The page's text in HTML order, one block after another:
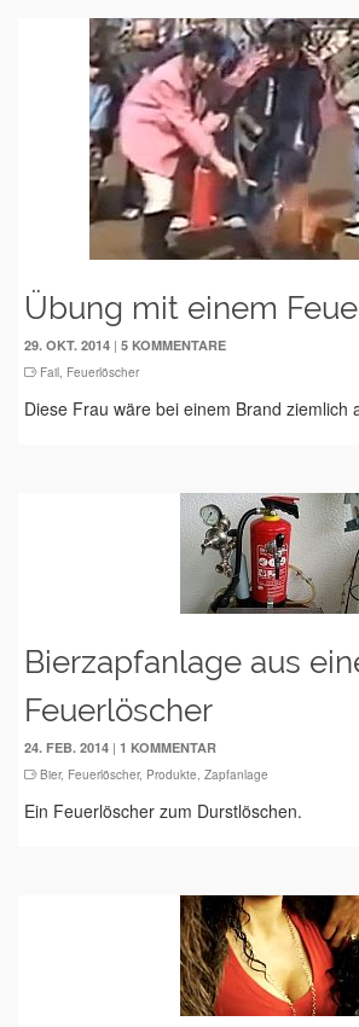
Übung mit einem
29. OKT. 2014 | 5 KOMMENTARE
Fail, Feuerlöscher
Diese Frau wäre bei einem Brand ziemlich
Bierzapfanlage aus
Feuerlöscher
24. FEB. 2014 | 1 KOMMENTAR
Bier, Feuerlöscher, Produkte, Zapfanlage
Ein Feuerlöscher zum Durstlöschen.